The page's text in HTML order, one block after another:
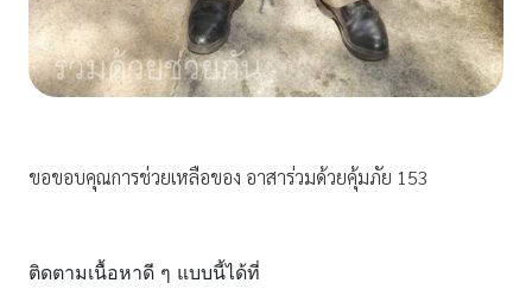
ขอขอบคุณการช่วยเหลือของ อาสาร่วมด้วยคุ้มภัย 153
ติดตามเนื้อหาดี ๆ แบบนี้ได้ที่